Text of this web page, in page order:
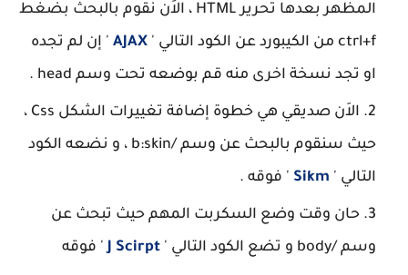
المظهر بعدها تحرير HTML ، الاَن نقوم بالبحث بضغط
ctrl+f من الكيبورد عن الكود التالي '
' إن لم تجده
او تجد نسخة اخرى منه قم بوضعه تحت وسم head .
الاَن صديقي هي خطوة إضافة تغييرات الشكل Css ،
حيث سنقوم بالبحث عن وسم /b:skin ، و نضعه الكود
التالي ' Sikm ' فوقه .
حان وقت وضع السكربت المهم حيث تبحث عن
وسم /body و تضع الكود التالي '
J Scirpt' فوقه